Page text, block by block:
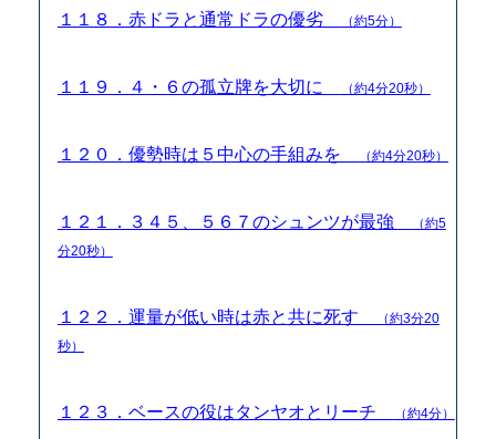
１１８．赤ドラと通常ドラの優劣 （約5分）
１１９．４・６の孤立牌を大切に （約4分20秒）
１２０．優勢時は５中心の手組みを （約4分20秒）
１２１．３４５、５６７のシュンツが最強
（約5
分20秒）
１２２．運量が低い時は赤と共に死す
（約3分20
秒）
１２３．ベースの役はタンヤオとリーチ （約4分）